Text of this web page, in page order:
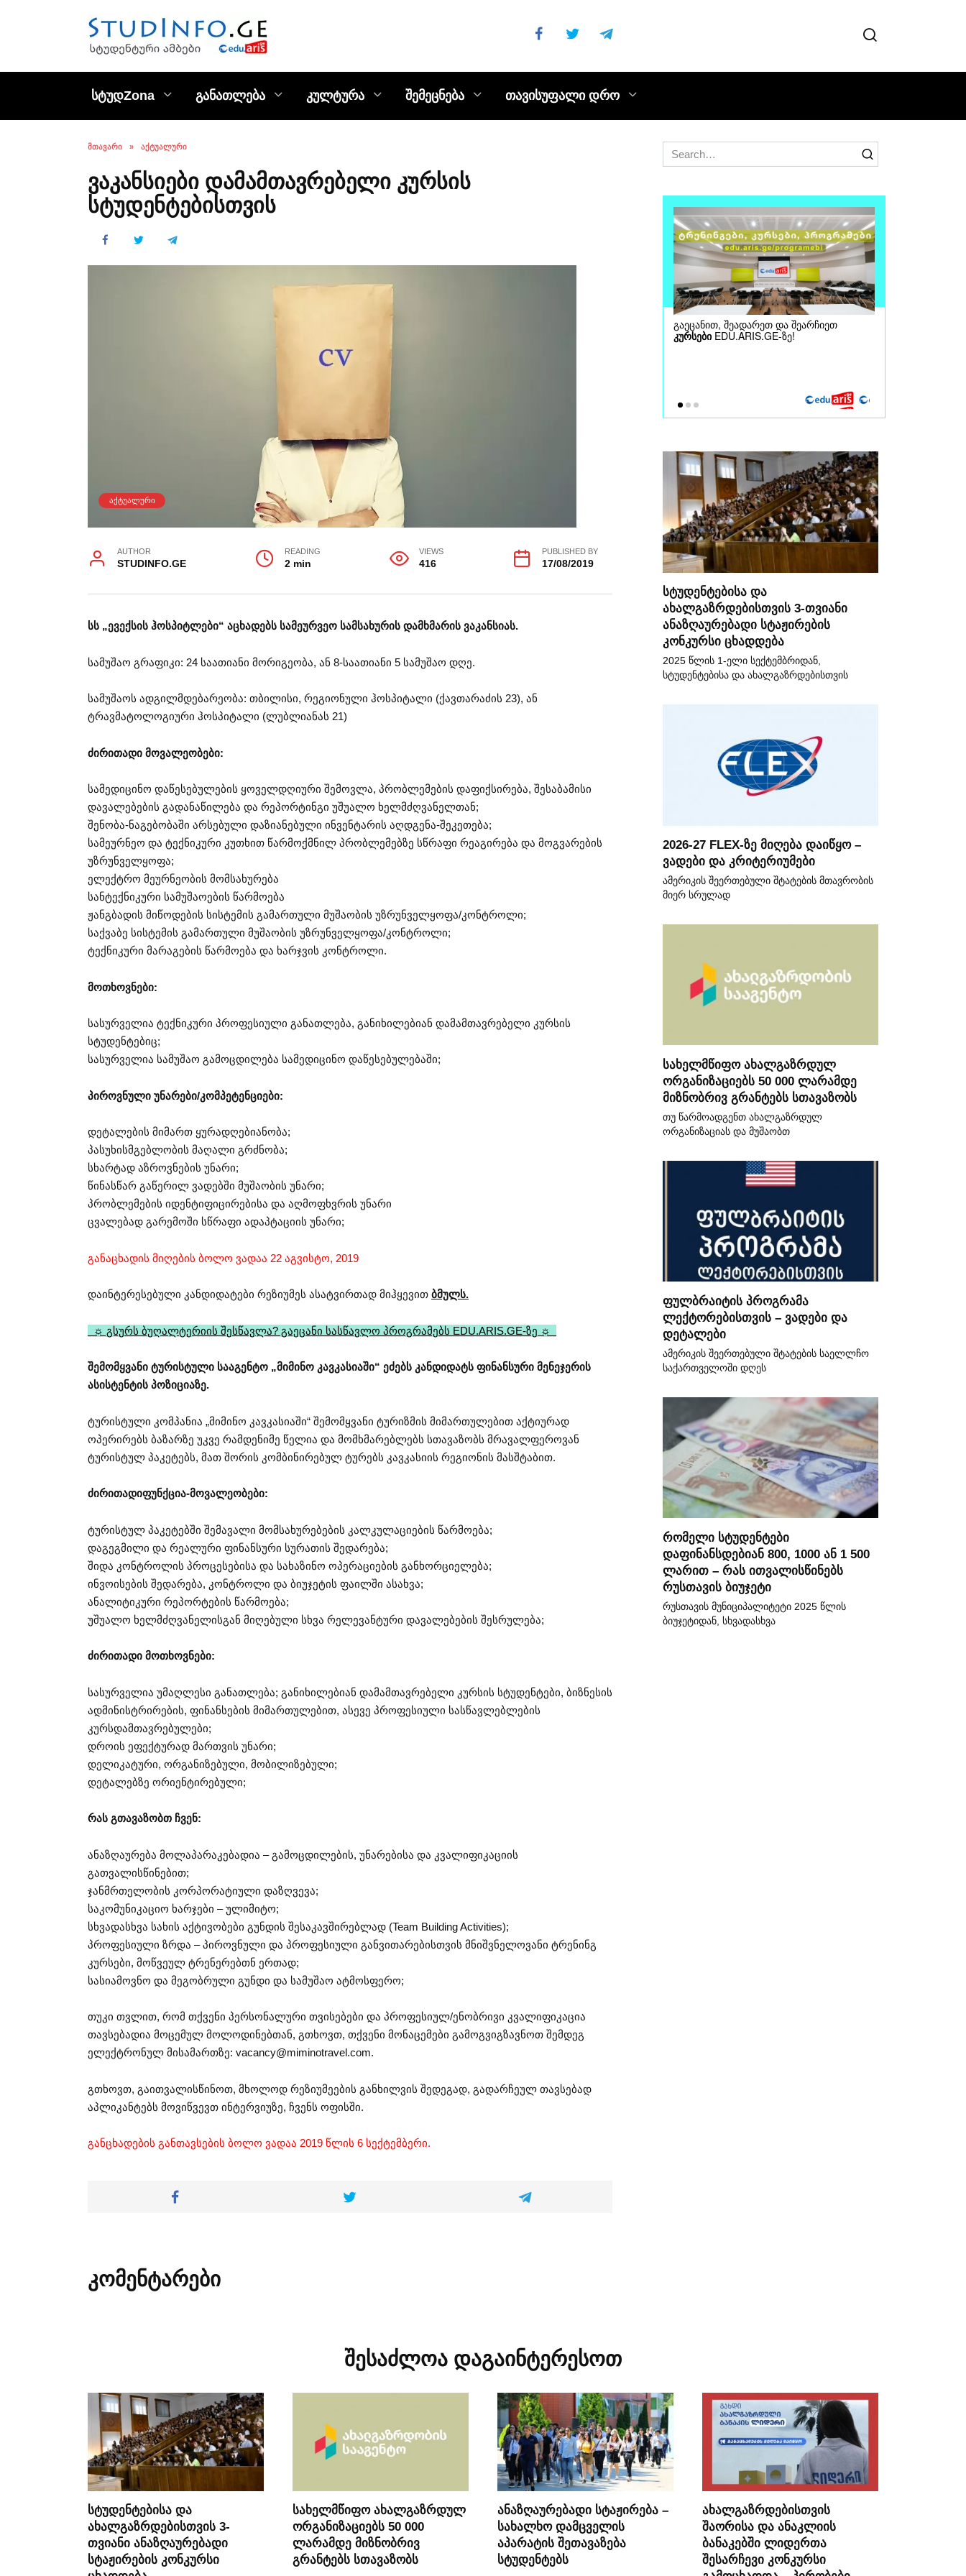
სტუდZona განათლება კულტურა შემეცნება თავისუფალი დრო
ᲛᲗᲐᲕᲐᲠᲘ » ᲐᲥᲢᲣᲐᲚᲣᲠᲘ
ვაკანსიები დამამთავრებელი კურსის
სტუდენტებისთვის
ᲐᲥᲢᲣᲐᲚᲣᲠᲘ
AUTHOR
STUDINFO.GE
READING
2 min
VIEWS
416
PUBLISHED BY
17/08/2019
სს „ევექსის ჰოსპიტლები“ აცხადებს სამეურვეო სამსახურის დამხმარის ვაკანსიას.
სამუშაო გრაფიკი: 24 საათიანი მორიგეობა, ან 8-საათიანი 5 სამუშაო დღე.
სამუშაოს ადგილმდებარეობა: თბილისი, რეგიონული ჰოსპიტალი (ქავთარაძის 23), ან
ტრავმატოლოგიური ჰოსპიტალი (ლუბლიანას 21)
ძირითადი მოვალეობები:
სამედიცინო დაწესებულების ყოველდღიური შემოვლა, პრობლემების დაფიქსირება, შესაბამისი
დავალებების გადანაწილება და რეპორტინგი უშუალო ხელმძღვანელთან;
შენობა-ნაგებობაში არსებული დაზიანებული ინვენტარის აღდგენა-შეკეთება;
სამეურნეო და ტექნიკური კუთხით წარმოქმნილ პრობლემებზე სწრაფი რეაგირება და მოგვარების
უზრუნველყოფა;
ელექტრო მეურნეობის მომსახურება
სანტექნიკური სამუშაოების წარმოება
ჟანგბადის მიწოდების სისტემის გამართული მუშაობის უზრუნველყოფა/კონტროლი;
საქვაბე სისტემის გამართული მუშაობის უზრუნველყოფა/კონტროლი;
ტექნიკური მარაგების წარმოება და ხარჯვის კონტროლი.
მოთხოვნები:
სასურველია ტექნიკური პროფესიული განათლება, განიხილებიან დამამთავრებელი კურსის
სტუდენტებიც;
სასურველია სამუშაო გამოცდილება სამედიცინო დაწესებულებაში;
პიროვნული უნარები/კომპეტენციები:
დეტალების მიმართ ყურადღებიანობა;
პასუხისმგებლობის მაღალი გრძნობა;
სხარტად აზროვნების უნარი;
წინასწარ გაწერილ ვადებში მუშაობის უნარი;
პრობლემების იდენტიფიცირებისა და აღმოფხვრის უნარი
ცვალებად გარემოში სწრაფი ადაპტაციის უნარი;
განაცხადის მიღების ბოლო ვადაა 22 აგვისტო, 2019
დაინტერესებული კანდიდატები რეზიუმეს ასატვირთად მიჰყევით ბმულს.
☼ გსურს ბუღალტერიის შესწავლა? გაეცანი სასწავლო პროგრამებს EDU.ARIS.GE-ზე ☼
შემომყვანი ტურისტული სააგენტო „მიმინო კავკასიაში“ ეძებს კანდიდატს ფინანსური მენეჯერის
ასისტენტის პოზიციაზე.
ტურისტული კომპანია „მიმინო კავკასიაში“ შემომყვანი ტურიზმის მიმართულებით აქტიურად
ოპერირებს ბაზარზე უკვე რამდენიმე წელია და მომხმარებლებს სთავაზობს მრავალფეროვან
ტურისტულ პაკეტებს, მათ შორის კომბინირებულ ტურებს კავკასიის რეგიონის მასშტაბით.
ძირითადიფუნქცია-მოვალეობები:
ტურისტულ პაკეტებში შემავალი მომსახურებების კალკულაციების წარმოება;
დაგეგმილი და რეალური ფინანსური სურათის შედარება;
შიდა კონტროლის პროცესებისა და სახაზინო ოპერაციების განხორციელება;
ინვოისების შედარება, კონტროლი და ბიუჯეტის ფაილში ასახვა;
ანალიტიკური რეპორტების წარმოება;
უშუალო ხელმძღვანელისგან მიღებული სხვა რელევანტური დავალებების შესრულება;
ძირითადი მოთხოვნები:
სასურველია უმაღლესი განათლება; განიხილებიან დამამთავრებელი კურსის სტუდენტები, ბიზნესის
ადმინისტრირების, ფინანსების მიმართულებით, ასევე პროფესიული სასწავლებლების
კურსდამთავრებულები;
დროის ეფექტურად მართვის უნარი;
დელიკატური, ორგანიზებული, მობილიზებული;
დეტალებზე ორიენტირებული;
რას გთავაზობთ ჩვენ:
ანაზღაურება მოლაპარაკებადია – გამოცდილების, უნარებისა და კვალიფიკაციის
გათვალისწინებით;
ჯანმრთელობის კორპორატიული დაზღვევა;
საკომუნიკაციო ხარჯები – ულიმიტო;
სხვადასხვა სახის აქტივობები გუნდის შესაკავშირებლად (Team Building Activities);
პროფესიული ზრდა – პიროვნული და პროფესიული განვითარებისთვის მნიშვნელოვანი ტრენინგ
კურსები, მოწვეულ ტრენერებთნ ერთად;
სასიამოვნო და მეგობრული გუნდი და სამუშაო ატმოსფერო;
თუკი თვლით, რომ თქვენი პერსონალური თვისებები და პროფესიულ/ენობრივი კვალიფიკაცია
თავსებადია მოცემულ მოლოდინებთან, გთხოვთ, თქვენი მონაცემები გამოგვიგზავნოთ შემდეგ
ელექტრონულ მისამართზე: vacancy@miminotravel.com.
გთხოვთ, გაითვალისწინოთ, მხოლოდ რეზიუმეების განხილვის შედეგად, გადარჩეულ თავსებად
აპლიკანტებს მოვიწვევთ ინტერვიუზე, ჩვენს ოფისში.
განცხადების განთავსების ბოლო ვადაა 2019 წლის 6 სექტემბერი.
კომენტარები
Search
for:
სტუდენტებისა და
ახალგაზრდებისთვის 3-თვიანი
ანაზღაურებადი სტაჟირების
კონკურსი ცხადდება
2025 წლის 1-ელი სექტემბრიდან,
სტუდენტებისა და ახალგაზრდებისთვის
2026-27 FLEX-ზე მიღება დაიწყო –
ვადები და კრიტერიუმები
ამერიკის შეერთებული შტატების მთავრობის
მიერ სრულად
სახელმწიფო ახალგაზრდულ
ორგანიზაციებს 50 000 ლარამდე
მიზნობრივ გრანტებს სთავაზობს
თუ წარმოადგენთ ახალგაზრდულ
ორგანიზაციას და მუშაობთ
ფულბრაიტის პროგრამა
ლექტორებისთვის – ვადები და
დეტალები
ამერიკის შეერთებული შტატების საელლჩო
საქართველოში დღეს
რომელი სტუდენტები
დაფინანსდებიან 800, 1000 ან 1 500
ლარით – რას ითვალისწინებს
რუსთავის ბიუჯეტი
რუსთავის მუნიციპალიტეტი 2025 წლის
ბიუჯეტიდან, სხვადასხვა
შესაძლოა დაგაინტერესოთ
სტუდენტებისა და
ახალგაზრდებისთვის 3-
თვიანი ანაზღაურებადი
სტაჟირების კონკურსი
სახელმწიფო ახალგაზრდულ
ორგანიზაციებს 50 000
ლარამდე მიზნობრივ
გრანტებს სთავაზობს
ანაზღაურებადი სტაჟირება –
სახალხო დამცველის
აპარატის შეთავაზება
სტუდენტებს
ახალგაზრდებისთვის
შაორისა და ანაკლიის
ბანაკებში ლიდერთა
შესარჩევი კონკურსი